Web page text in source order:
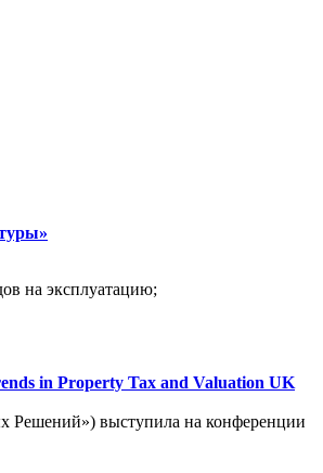
на эксплуатацию;
in Property Tax and Valuation UK
Решений») выступила на конференции